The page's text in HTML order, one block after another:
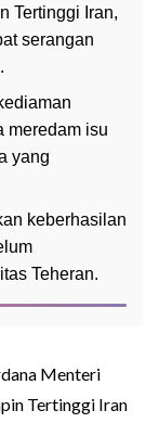
Tertinggi Iran,
serangan
meredam isu
yang
keberhasilan
Teheran.
Menteri
Tertinggi Iran